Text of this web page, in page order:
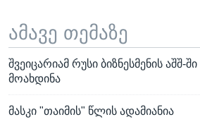
ამავე თემაზე
შვეიცარიამ რუსი ბიზნესმენის აშშ-
მოახდინა
მასკი "თაიმის" წლის ადამიანია